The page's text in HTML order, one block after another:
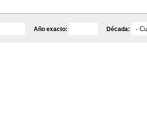
Año exacto: Década: